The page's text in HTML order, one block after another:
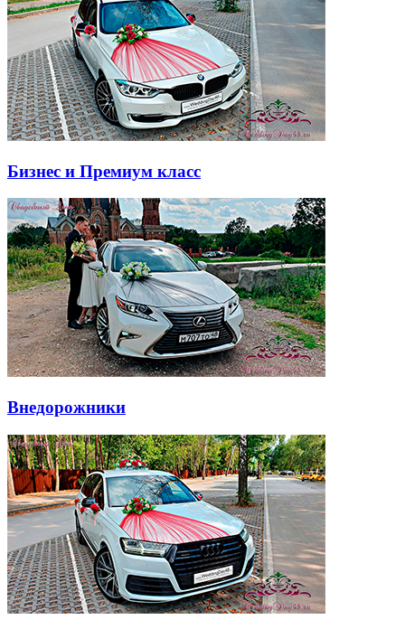
Бизнес и Премиум класс
Внедорожники